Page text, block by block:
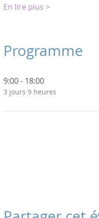
En lire plus >
Programme
9:00 - 18:00
3 jours 9 heures